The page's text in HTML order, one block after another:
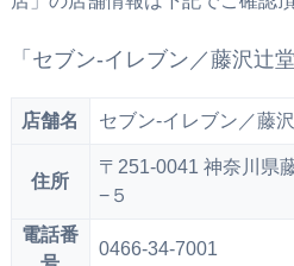
「セブン‐イレブン／藤沢辻
店舗名 セブン‐イレブン／藤
住所
〒251-0041 神奈川県
−５
電話番
0466-34-7001